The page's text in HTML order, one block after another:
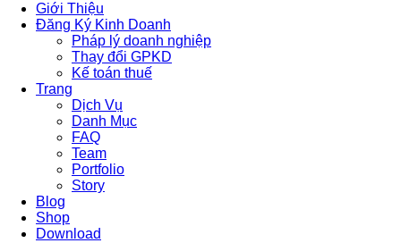
Giới Thiệu
Đăng Ký Kinh Doanh
Pháp lý doanh nghiệp
Thay đổi GPKD
Kế toán thuế
Trang
Dịch Vụ
Danh Mục
FAQ
Team
Portfolio
Story
Blog
Shop
Download